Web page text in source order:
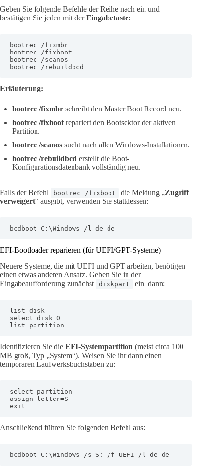
Geben Sie folgende Befehle der Reihe nach ein und
bestätigen Sie jeden mit derEingabetaste:
bootrec /fixmbr
bootrec /fixboot
bootrec /scanos
bootrec /rebuildbcd
Erläuterung:
bootrec /fixmbr schreibt den Master Boot Record neu.
bootrec /fixboot repariert den Bootsektor der aktiven
Partition.
bootrec /scanos sucht nach allen Windows-Installationen.
bootrec /rebuildbcd erstellt die Boot-
Konfigurationsdatenbank vollständig neu.
Falls der Befehl bootrec /fixboot die Meldung „Zugriff
verweigert“ ausgibt, verwenden Sie stattdessen:
bcdboot C:\Windows /l de-de
EFI-Bootloader reparieren (für UEFI/GPT-Systeme)
Neuere Systeme, die mit UEFI und GPT arbeiten, benötigen
einen etwas anderen Ansatz. Geben Sie in der
Eingabeaufforderung zunächst
diskpart ein, dann:
list disk
select disk 0
list partition
Identifizieren Sie die EFI-Systempartition (meist circa 100
MB groß, Typ „System“). Weisen Sie ihr dann einen
temporären Laufwerksbuchstaben zu:
select partition
assign letter=S
exit
Anschließend führen Sie folgenden Befehl aus:
bcdboot C:\Windows /s S: /f UEFI /l de-de